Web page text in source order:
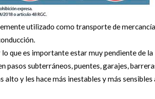
utilizado como transporte de
que es importante estar muy pendiente de la
pasos subterráneos, puentes, garajes,
y les hace más inestables y más sensibles